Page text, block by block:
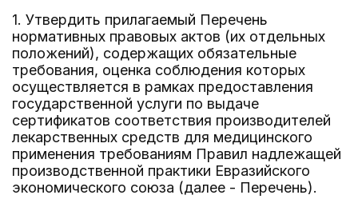
1. Утвердить прилагаемый Перечень
нормативных правовых актов (их отдельных
положений), содержащих обязательные
требования, оценка соблюдения которых
осуществляется в рамках предоставления
государственной услуги по выдаче
сертификатов соответствия производителей
лекарственных средств для медицинского
применения требованиям Правил надлежащей
производственной практики Евразийского
экономического союза (далее - Перечень).